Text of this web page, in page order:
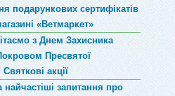
подарункових сертифікатів
«Ветмаркет»
з Днем Захисника
Пресвятої
акції
найчастіші запитання про